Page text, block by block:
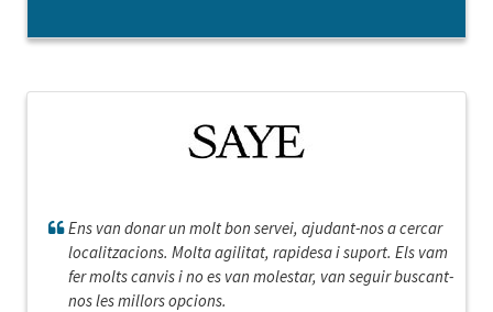
Ens van donar un molt bon servei, ajudant-nos a cercar
localitzacions. Molta agilitat, rapidesa i suport. Els vam
fer molts canvis i no es van molestar, van seguir buscant-
nos les millors opcions.